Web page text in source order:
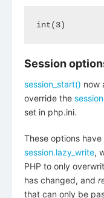
Session
session_start() now
override the
set in php.ini.
These options
session.lazy_write,
PHP to only
has changed, and
that can only be